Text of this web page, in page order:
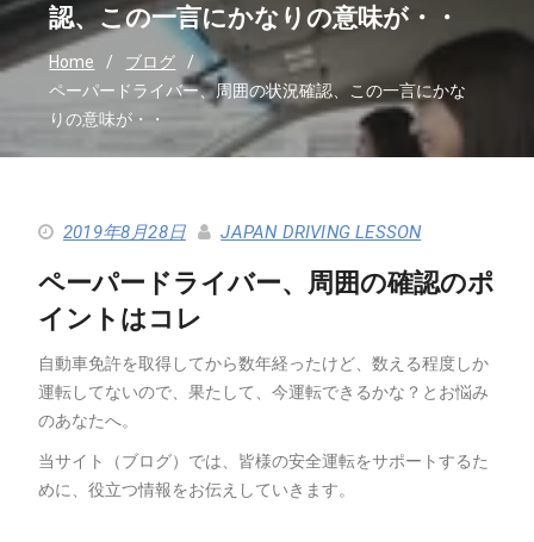
認、この一言にかなりの意味が・・
Home
ブログ
ペーパードライバー、周囲の状況確認、この一言にかな
りの意味が・・
2019年8月28日 JAPAN DRIVING LESSON
ペーパードライバー、周囲の確認のポ
イントはコレ
自動車免許を取得してから数年経ったけど、数える程度しか
運転してないので、果たして、今運転できるかな？とお悩み
のあなたへ。
当サイト（ブログ）では、皆様の安全運転をサポートするた
めに、役立つ情報をお伝えしていきます。